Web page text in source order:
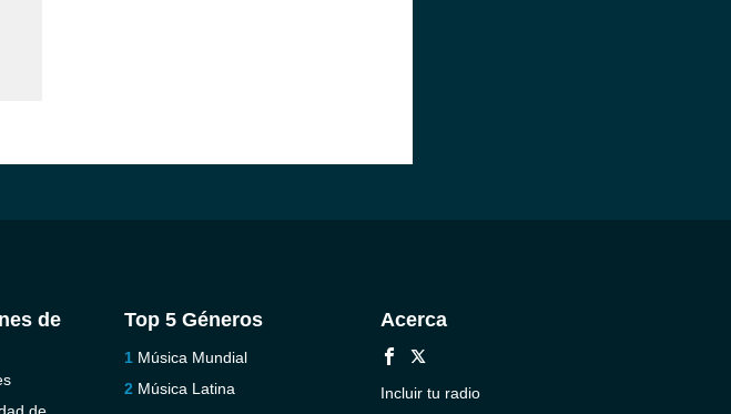
de
Top 5 Géneros
Música Mundial
Música Latina
Acerca
Incluir tu radio